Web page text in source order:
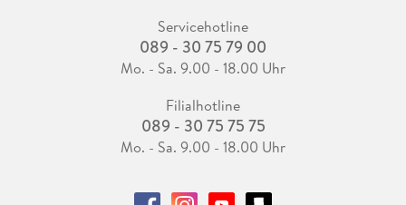
Servicehotline
089 - 30 75 79 00
Mo. - Sa. 9.00 - 18.00 Uhr
Filialhotline
089 - 30 75 75 75
Mo. - Sa. 9.00 - 18.00 Uhr